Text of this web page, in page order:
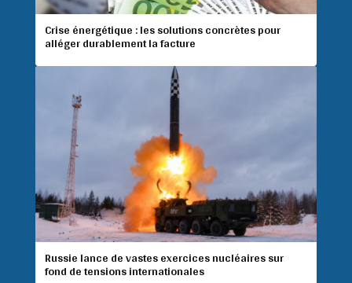
Crise énergétique : les solutions concrètes pour
alléger durablement la facture
Russie lance de vastes exercices nucléaires sur
fond de tensions internationales